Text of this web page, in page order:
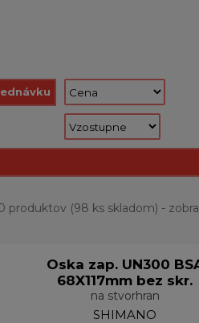
produktov (98 ks skladom) -
Oska zap. UN300
68X117mm bez skr.
na stvorhran
SHIMANO